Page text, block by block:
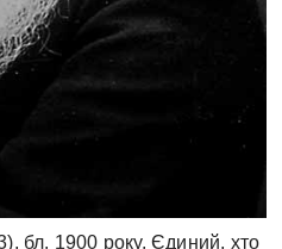
бл. 1900 року. Єдиний, хто